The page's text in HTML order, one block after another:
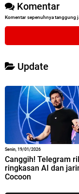
Komentar
Komentar sepenuhnya tanggung
Update
Senin, 19/01/2026
Canggih! Telegram
ringkasan AI dan
Cocoon